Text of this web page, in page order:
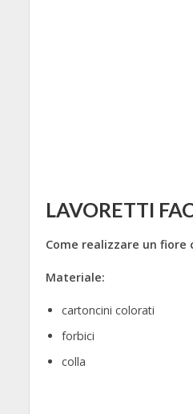
LAVORETTI
Come realizzare un fiore
Materiale:
cartoncini colorati
forbici
colla